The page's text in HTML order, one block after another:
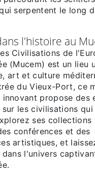
serpentent le long
l'histoire au
Civilisations de
(Mucem) est un lieu
art et culture
du Vieux-Port, ce
innovant propose des
sur les civilisations
ses collections
conférences et des
artistiques, et
l'univers